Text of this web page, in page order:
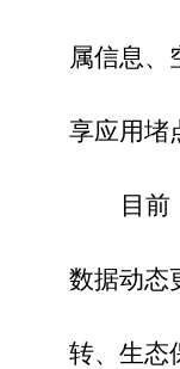
属信息、
享应用堵
目前
数据动态
转、生态